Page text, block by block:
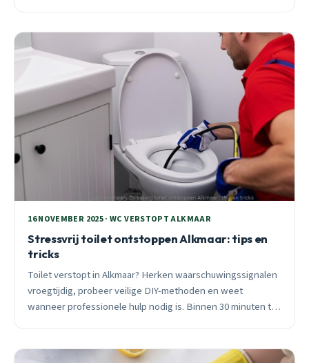
16 NOVEMBER 2025 · WC VERSTOPT ALKMAAR
Stressvrij toilet ontstoppen Alkmaar: tips en
tricks
Toilet verstopt in Alkmaar? Herken waarschuwingssignalen
vroegtijdig, probeer veilige DIY-methoden en weet
wanneer professionele hulp nodig is. Binnen 30 minuten ter